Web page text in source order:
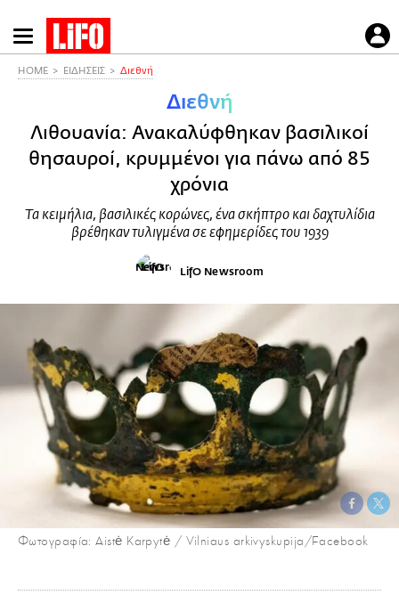
Παράκαμψη
προς
HOME ΕΙΔΗΣΕΙΣ Διεθνή
Διεθνή
Λιθουανία: Ανακαλύφθηκαν βασιλικοί
θησαυροί, κρυμμένοι για πάνω από 85
χρόνια
Τα κειμήλια, βασιλικές κορώνες, ένα σκήπτρο και δαχτυλίδια
βρέθηκαν τυλιγμένα σε εφημερίδες του 1939
LifO Newsroom
Φωτογραφία: Aistė Karpytė / Vilniaus arkivyskupija/Facebook